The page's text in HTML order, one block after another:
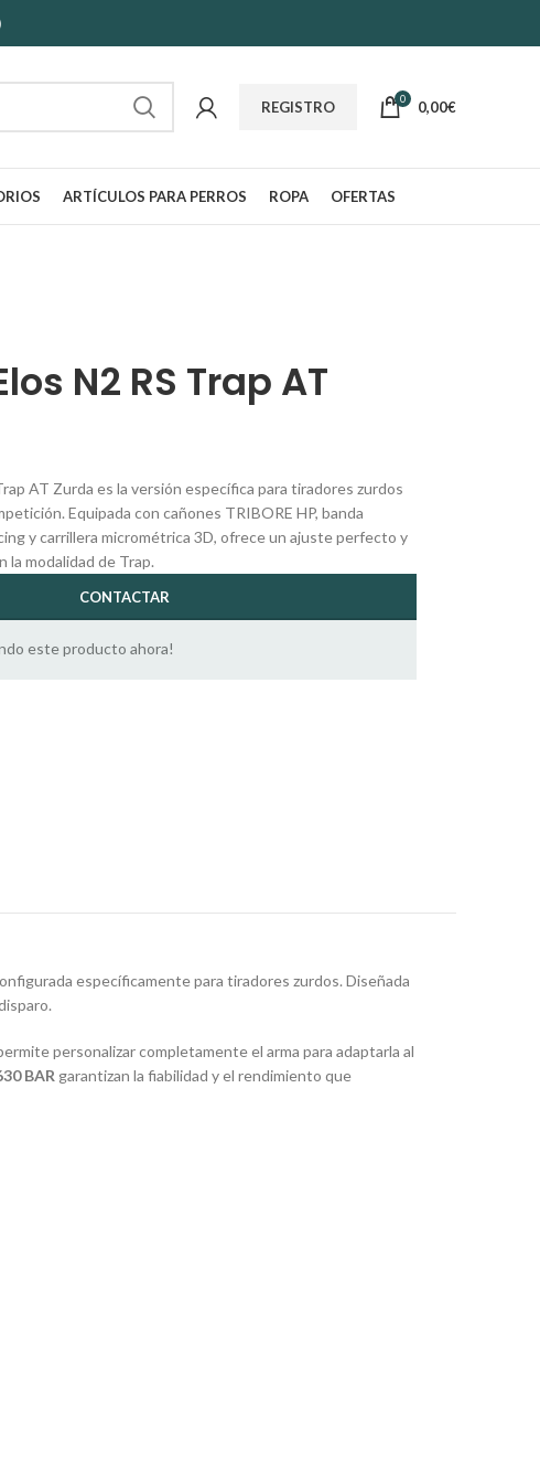
REGISTRO 0 0,00€
ARTÍCULOS PARA PERROS ROPA OFERTAS
N2 RS Trap AT
AT Zurda es la versión específica para tiradores zurdos
Equipada con cañones TRIBORE HP, banda
y carrillera micrométrica 3D, ofrece un ajuste perfecto y
la modalidad de Trap.
CONTACTAR
este producto ahora!
específicamente para tiradores zurdos. Diseñada
personalizar completamente el arma para adaptarla al
BAR garantizan la fiabilidad y el rendimiento que